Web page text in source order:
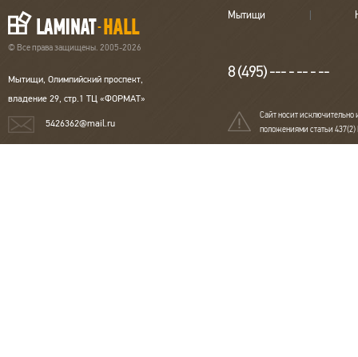
© Все права защищены. 2005-2026
Мытищи, Олимпийский проспект,
владение 29, стр.1 ТЦ «ФОРМАТ»
5426362@mail.ru
Мытищи
8 (495) --- - -- - --
Сайт носит исключительно
положениями статьи